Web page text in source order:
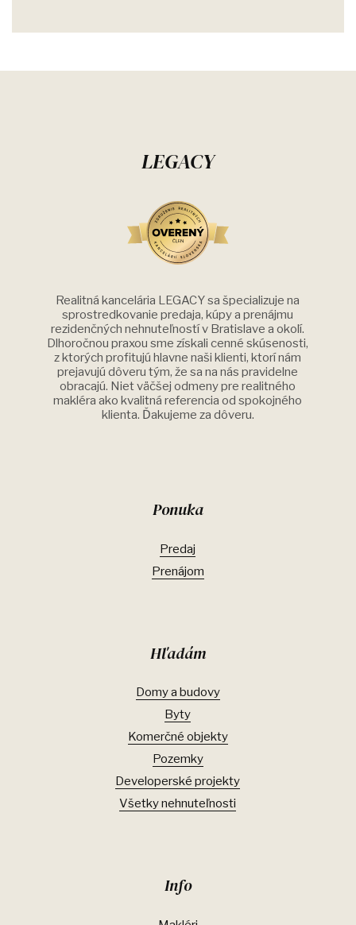
LEGACY
Realitná kancelária LEGACY sa špecializuje na
sprostredkovanie predaja, kúpy a prenájmu
rezidenčných nehnuteľností v Bratislave a okolí.
Dlhoročnou praxou sme získali cenné skúsenosti,
z ktorých profitujú hlavne naši klienti, ktorí nám
prejavujú dôveru tým, že sa na nás pravidelne
obracajú. Niet väčšej odmeny pre realitného
makléra ako kvalitná referencia od spokojného
klienta. Ďakujeme za dôveru.
Ponuka
Predaj
Prenájom
Hľadám
Domy a budovy
Byty
Komerčné objekty
Pozemky
Developerské projekty
Všetky nehnuteľnosti
Info